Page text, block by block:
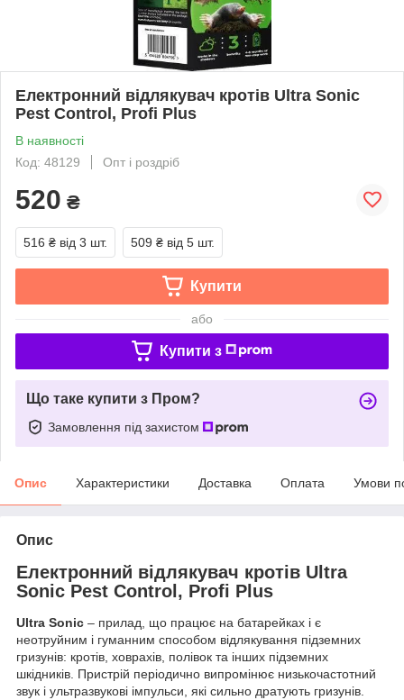
Електронний відлякувач кротів Ultra Sonic
Pest Control, Profi Plus
В наявності
Код: 48129
Опт і роздріб
520 ₴
516 ₴ від 3 шт. 509 ₴ від 5 шт.
Купити
або
Купити з
Що таке купити з Пром?
Замовлення під захистом
Опис Характеристики Доставка Оплата Умови
Опис
Електронний відлякувач кротів Ultra
Sonic Pest Control, Profi Plus
Ultra Sonic – прилад, що працює на батарейках і є
неотруйним і гуманним способом відлякування підземних
гризунів: кротів, ховрахів, полівок та інших підземних
шкідників. Пристрій періодично випромінює низькочастотний
звук і ультразвукові імпульси, які сильно дратують гризунів.